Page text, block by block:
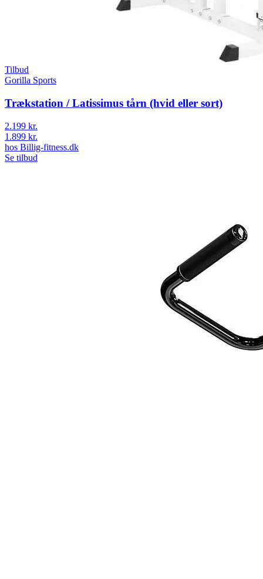
Tilbud
Gorilla Sports
Trækstation / Latissimus tårn (hvid eller sort)
2.199 kr.
1.899 kr.
hos Billig-fitness.dk
Se tilbud